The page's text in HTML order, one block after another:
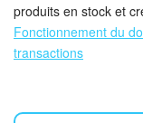
produits en stock et
Fonctionnement du
transactions